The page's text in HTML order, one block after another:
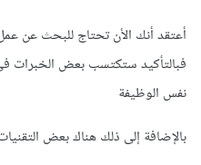
أعتقد أنك الأن تحتاج للبحث عن
فبالتأكيد ستكتسب بعض الخبرات
نفس الوظيفة
بالإضافة إلى ذلك هناك بعض